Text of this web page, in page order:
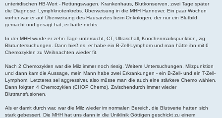
a
g
unterirdischen HB-Wert - Rettungswagen, Krankenhaus, Blutkonserven, zwei Tage später
die Diagnose: Lymphknotenkrebs. Überweisung in die MHH Hannover. Ein paar Wochen
vorher war er auf Überweisung des Hausarztes beim Onkologen, der nur ein Blutbild
gemacht und gesagt hat, er hätte nichts.
In der MHH wurde er zehn Tage untersucht, CT, Ultraschall, Knochenmarkspunktion, zig
Blutuntersuchungen. Dann hieß es, er habe ein B-Zell-Lymphom und man hätte ihn mit 6
Chemozyklen zu Weihnachten wieder fit.
Nach 2 Chemozyklen war die Milz immer noch riesig. Weitere Untersuchungen, Milzpunktion
und dann kam die Aussage, mein Mann habe zwei Erkrankungen - ein B-Zell- und ein T-Zell-
Lymphom. Letzteres sei aggressiver, also müsse man die auch eine stärkere Chemo wählen.
Dann folgten 4 Chemozyklen (CHOP Chemo). Zwischendurch immer wieder
Bluttransfusionen.
Als er damit durch war, war die Milz wieder im normalen Bereich, die Blutwerte hatten sich
stark gebessert. Die MHH hat uns dann in die Uniklinik Göttigen geschickt zu einem